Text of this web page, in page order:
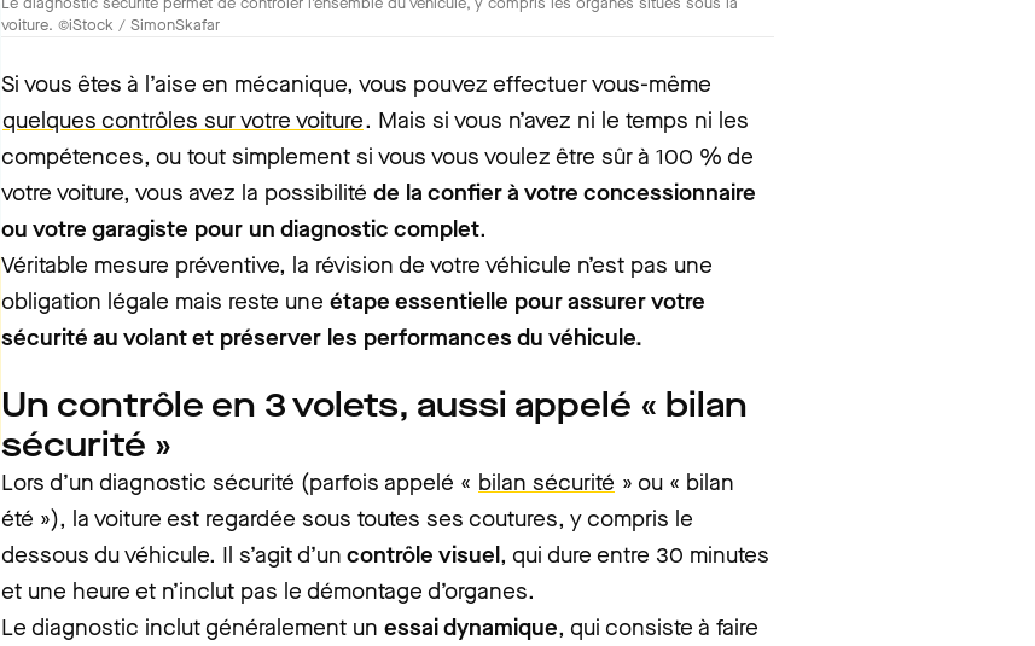
voiture. ©iStock / SimonSkafar
Si vous êtes à l’aise en mécanique, vous pouvez effectuer vous-même
quelques contrôles sur votre voiture. Mais si vous n’avez ni le temps ni les
compétences, ou tout simplement si vous vous voulez être sûr à 100 % de
votre voiture, vous avez la possibilité de la confier à votre concessionnaire
ou votre garagiste pour un diagnostic complet.
Véritable mesure préventive, la révision de votre véhicule n’est pas une
obligation légale mais reste une étape essentielle pour assurer votre
sécurité au volant et préserver les performances du véhicule.
Un contrôle en 3 volets, aussi appelé « bilan
sécurité »
Lors d’un diagnostic sécurité (parfois appelé « bilan sécurité » ou « bilan
été »), la voiture est regardée sous toutes ses coutures, y compris le
dessous du véhicule. Il s’agit d’un contrôle visuel, qui dure entre 30 minutes
et une heure et n’inclut pas le démontage d’organes.
Le diagnostic inclut généralement un essai dynamique, qui consiste à faire